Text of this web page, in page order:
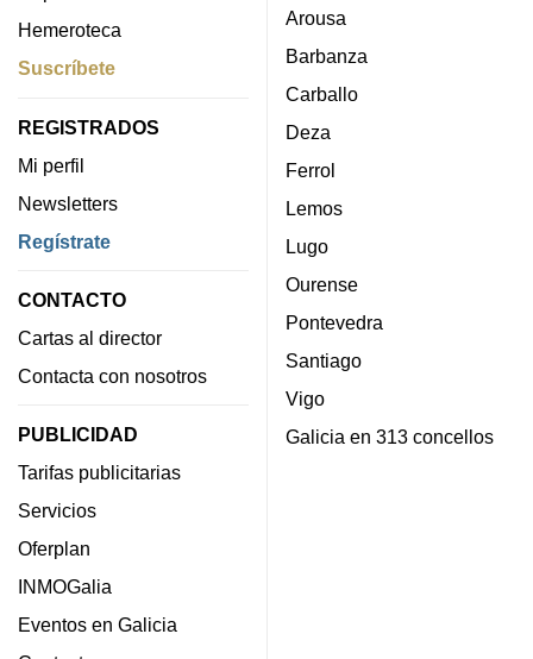
Hemeroteca
Suscríbete
REGISTRADOS
Mi perfil
Newsletters
Regístrate
CONTACTO
Cartas al director
Contacta con nosotros
PUBLICIDAD
Tarifas publicitarias
Servicios
Oferplan
INMOGalia
Eventos en Galicia
Arousa
Barbanza
Carballo
Deza
Ferrol
Lemos
Lugo
Ourense
Pontevedra
Santiago
Vigo
Galicia en 313 concellos